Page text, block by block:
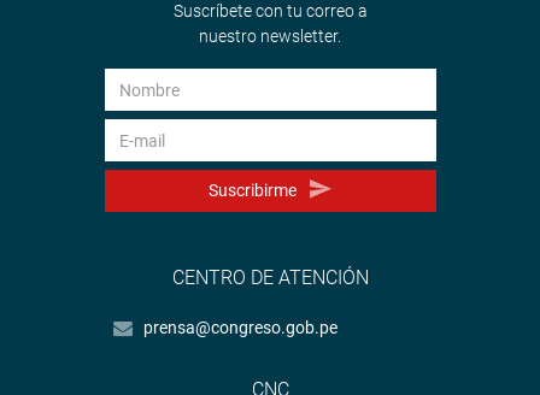
Suscríbete con tu correo a
nuestro newsletter.
Suscribirme
CENTRO DE ATENCIÓN
prensa@congreso.gob.pe
CNC